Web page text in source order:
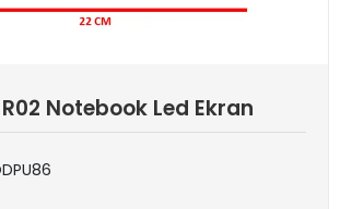
Notebook Led Ekran